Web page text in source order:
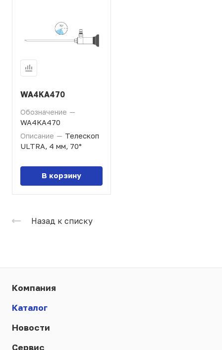
WA4KA470
Обозначение —
WA4KA470
Описание — Телескоп
ULTRA, 4 мм, 70°
В корзину
Назад к списку
Компания
Каталог
Новости
Сервис